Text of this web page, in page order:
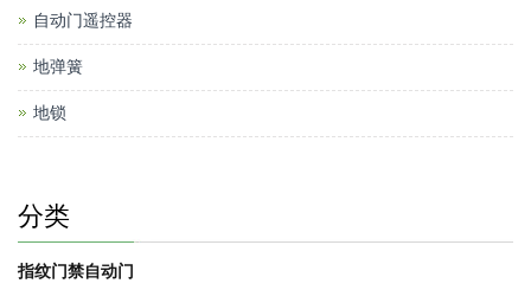
自动门遥控器
地弹簧
地锁
分类
指纹门禁自动门